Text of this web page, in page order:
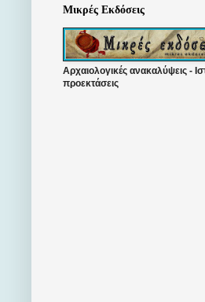
Μικρές Εκδόσεις
Αρχαιολογικές ανακαλύψεις -
προεκτάσεις